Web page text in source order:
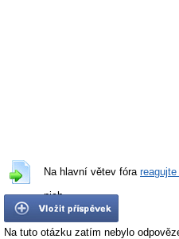
Na hlavní větev fóra
nich.
Na tuto otázku zatím nebylo